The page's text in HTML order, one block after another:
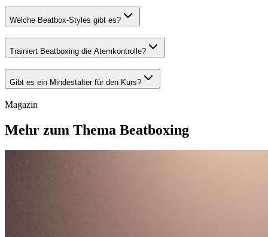
Welche Beatbox-Styles gibt es?
Trainiert Beatboxing die Atemkontrolle?
Gibt es ein Mindestalter für den Kurs?
Magazin
Mehr zum Thema Beatboxing